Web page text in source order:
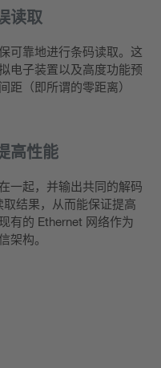
读取
可靠地进行条码读取。这
电子装置以及高度功能预
距（即所谓的零距离）
高性能
一起，并输出共同的解码
结果，从而能保证提高
有的 Ethernet 网络作为
架构。